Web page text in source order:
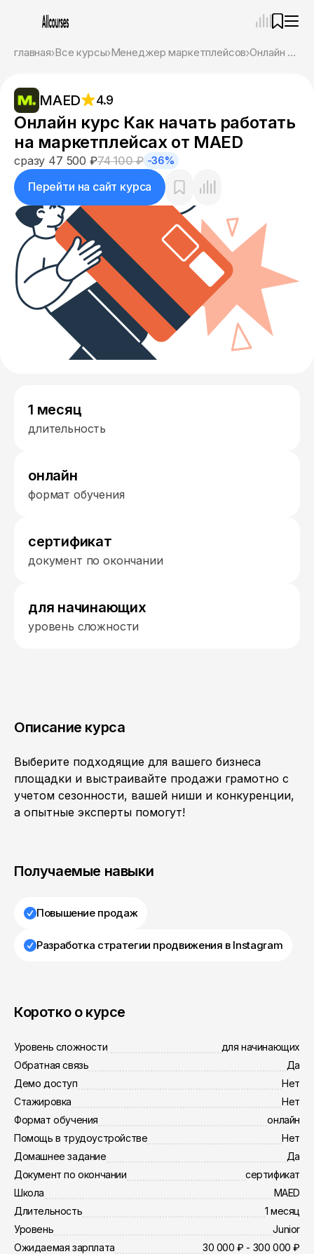
главная Все курсы Менеджер маркетплейсов Онлайн курс Как начать работать на маркетплейсах от MAED
MAED 4.9
Онлайн курс Как начать работать
на маркетплейсах от MAED
сразу 47 500 ₽74 100 ₽ -36%
Перейти на сайт курса
1 месяц
длительность
онлайн
формат обучения
сертификат
документ по окончании
для начинающих
уровень сложности
Описание курса
Выберите подходящие для вашего бизнеса
площадки и выстраивайте продажи грамотно с
учетом сезонности, вашей ниши и конкуренции,
а опытные эксперты помогут!
Получаемые навыки
Повышение продаж
Разработка стратегии продвижения в Instagram
Коротко о курсе
Уровень сложности
для начинающих
Обратная связь
Да
Демо доступ
Нет
Стажировка
Нет
Формат обучения
онлайн
Помощь в трудоустройстве
Нет
Домашнее задание
Да
Документ по окончании
сертификат
Школа
MAED
Длительность
1 месяц
Уровень
Junior
Ожидаемая зарплата
30 000 ₽ - 300 000 ₽
Ассистент
Привет! Я Ваш карьерный навигатор. Подберу
курсы, которые соответствует именно вашим
целям.
Пожалуйста, ответьте на несколько вопросов,
чтобы начать.
Приступим?